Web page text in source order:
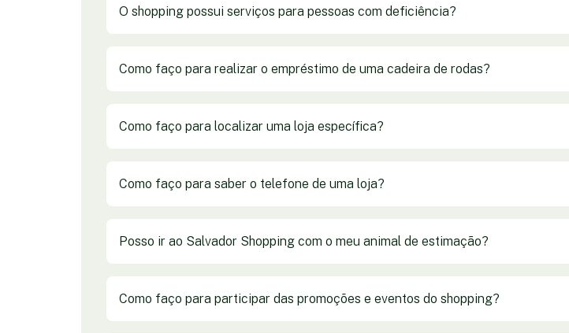
O shopping possui serviços para pessoas com deficiência?
Como faço para realizar o empréstimo de uma cadeira de rodas?
Como faço para localizar uma loja específica?
Como faço para saber o telefone de uma loja?
Posso ir ao Salvador Shopping com o meu animal de estimação?
Como faço para participar das promoções e eventos do shopping?